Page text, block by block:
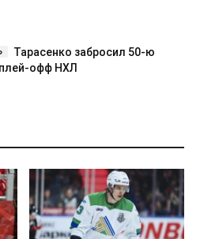
Тарасенко забросил 50-ю
офф НХЛ